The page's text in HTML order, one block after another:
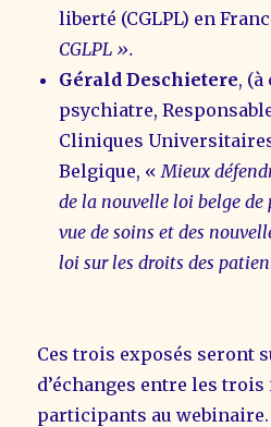
liberté (CGLPL) en
CGLPL ».
Gérald Deschietere,
psychiatre,
Cliniques
Belgique, « Mieux
de la nouvelle loi belge
vue de soins et des
loi sur les droits des
Ces trois exposés seront
d’échanges entre les
participants au webinaire.